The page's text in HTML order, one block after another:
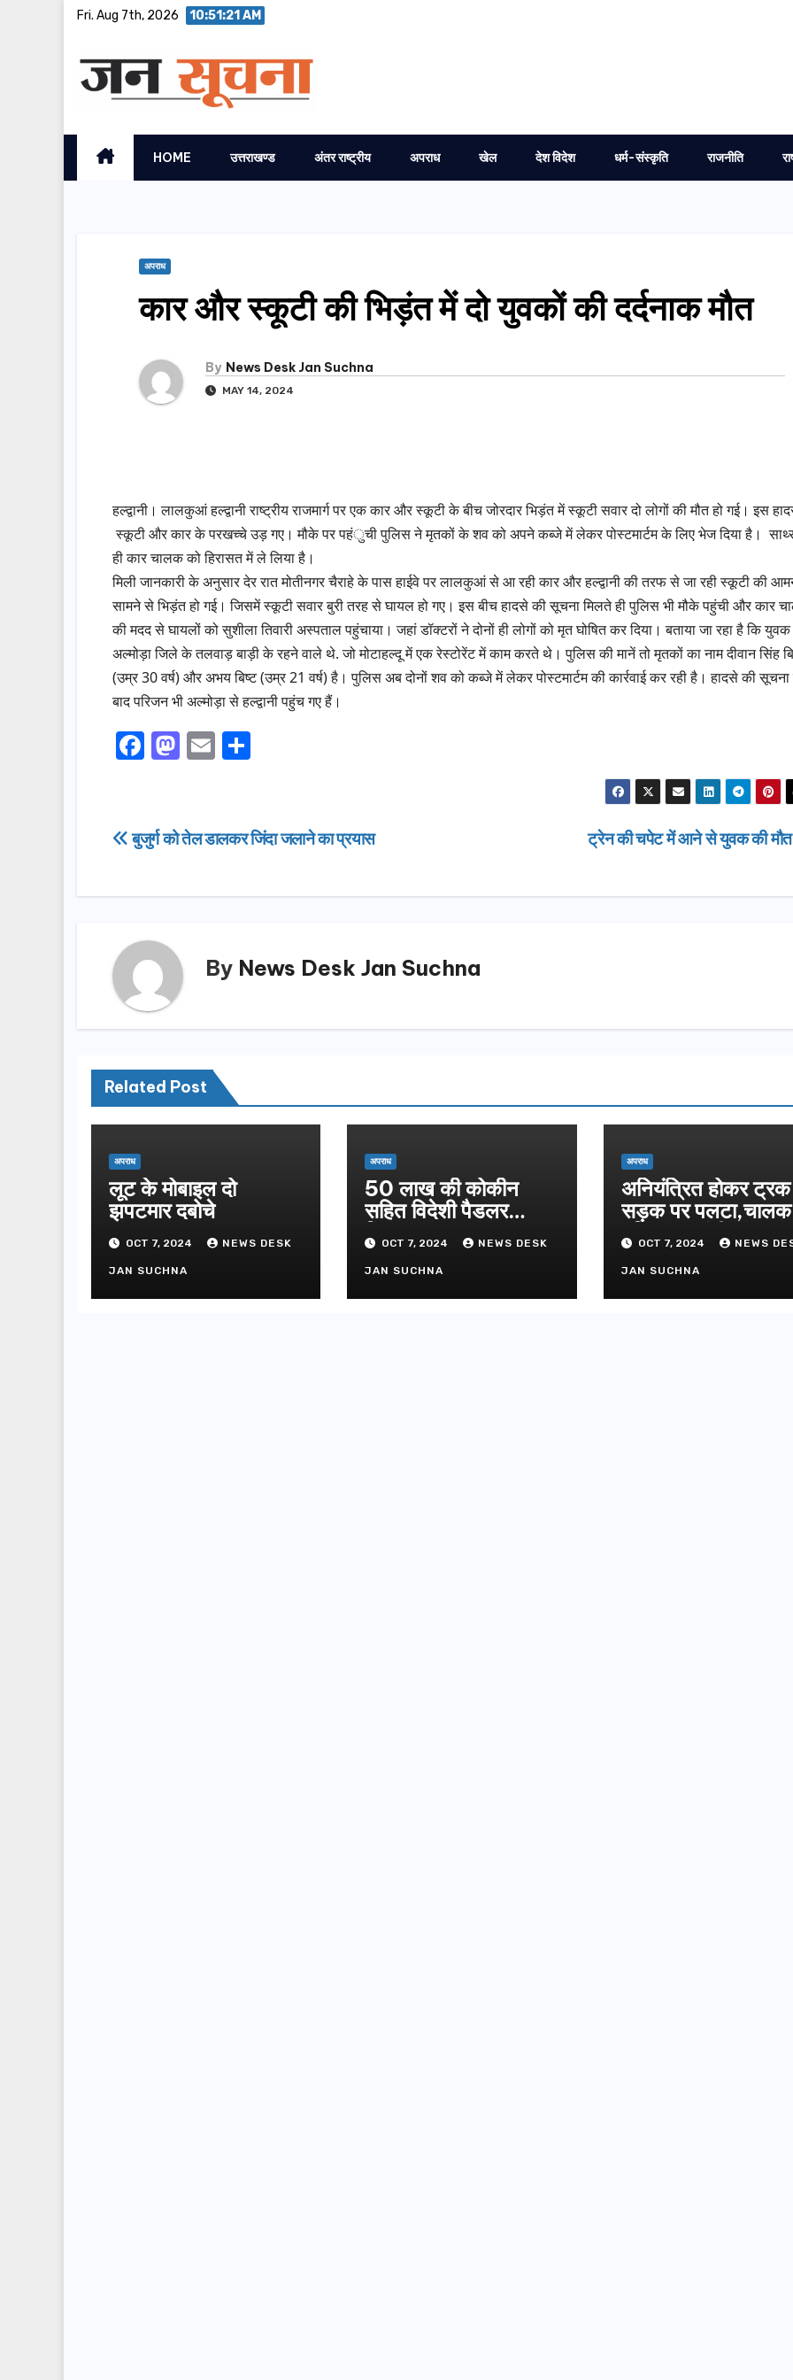
Fri. Aug 7th, 2026 10:51:22 AM
HOME उत्तराखण्ड अंतर राष्ट्रीय अपराध खेल देश विदेश धर्म-संस्कृति राजनीति
अपराध
कार और स्कूटी की भिड़ंत में दो युवकों की दर्दनाक मौत
By News Desk Jan Suchna
MAY 14, 2024
हल्द्वानी। लालकुआं हल्द्वानी राष्ट्रीय राजमार्ग पर एक कार और स्कूटी के बीच जोरदार भिड़ंत में स्कूटी सवार दो लोगों की मौत हो गई। इस
स्कूटी और कार के परखच्चे उड़ गए। मौके पर पहंुची पुलिस ने मृतकों के शव को अपने कब्जे में लेकर पोस्टमार्टम के लिए भेज दिया है।
ही कार चालक को हिरासत में ले लिया है।
मिली जानकारी के अनुसार देर रात मोतीनगर चैराहे के पास हाईवे पर लालकुआं से आ रही कार और हल्द्वानी की तरफ से जा रही स्कूटी की
सामने से भिड़ंत हो गई। जिसमें स्कूटी सवार बुरी तरह से घायल हो गए। इस बीच हादसे की सूचना मिलते ही पुलिस भी मौके पहुंची और कार
की मदद से घायलों को सुशीला तिवारी अस्पताल पहुंचाया। जहां डॉक्टरों ने दोनों ही लोगों को मृत घोषित कर दिया। बताया जा रहा है कि युवक
अल्मोड़ा जिले के तलवाड़ बाड़ी के रहने वाले थे. जो मोटाहल्दू में एक रेस्टोरेंट में काम करते थे। पुलिस की मानें तो मृतकों का नाम दीवान सिंह
(उम्र 30 वर्ष) और अभय बिष्ट (उम्र 21 वर्ष) है। पुलिस अब दोनों शव को कब्जे में लेकर पोस्टमार्टम की कार्रवाई कर रही है। हादसे की
बाद परिजन भी अल्मोड़ा से हल्द्वानी पहुंच गए हैं।
F
e
b
o
k
M
o
o
E
e
Post
ट्रेन की चपेट में आने से युवक की मौत
बुजुर्ग को तेल डालकर जिंदा जलाने का प्रयास
By News Desk Jan Suchna
Related Post
अपराध
लूट के मोबाइल दो
झपटमार दबोचे
OCT 7, 2024 NEWS DESK
JAN SUCHNA
अपराध
50 लाख की कोकीन
सहित विदेशी पैडलर
गिफ्तार
OCT 7, 2024 NEWS DESK
JAN SUCHNA
अपराध
अनियंत्रित होकर ट्रक
सड़क पर
परिचालक गंभीर
OCT 7, 2024 NEWS
JAN SUCHNA
से जुड़ी 12
ग्रीनफील्ड
डीएम ने किया
AUGUST 6,